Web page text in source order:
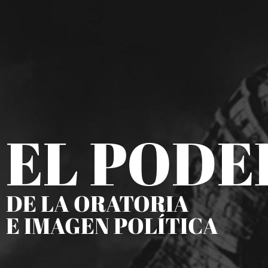
EL
DE LA ORATORIA
E IMAGEN POLÍTICA